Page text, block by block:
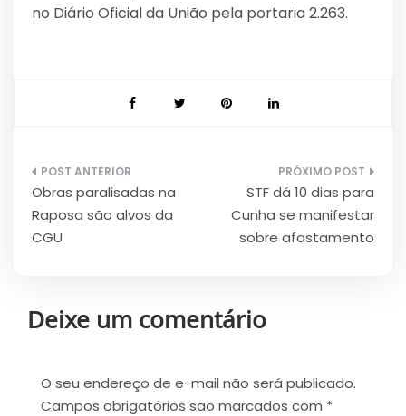
no Diário Oficial da União pela portaria 2.263.
Navegação
de
Post
Obras paralisadas na
Raposa são alvos da
CGU
STF dá 10 dias para
Cunha se manifestar
sobre afastamento
Deixe um comentário
O seu endereço de e-mail não será publicado.
Campos obrigatórios são marcados com *